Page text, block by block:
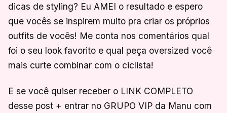
dicas de styling? Eu AMEI o resultado e espero
que vocês se inspirem muito pra criar os próprios
outfits de vocês! Me conta nos comentários qual
foi o seu look favorito e qual peça oversized você
mais curte combinar com o ciclista!
E se você quiser receber o LINK COMPLETO
desse post + entrar no GRUPO VIP da Manu com